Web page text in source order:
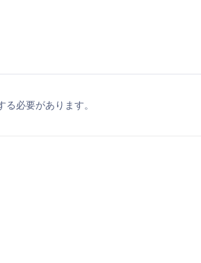
必要があります。